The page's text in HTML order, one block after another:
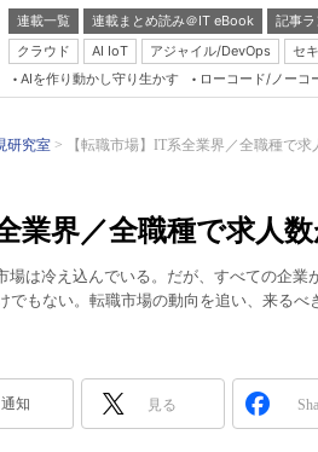
連載一覧 連載まとめ読み＠IT eBook 記事
クラウド
AI IoT アジャイル/DevOps セ
AIを作り動かし守り生かす ローコード/ノーコ
研究室 【転職市場】IT系全業界／全職種で求
業界／全職種で求人
は冷え込んでいる。だが、すべての企業
もない。転職市場の動向を追い、来るべ
通知 見る